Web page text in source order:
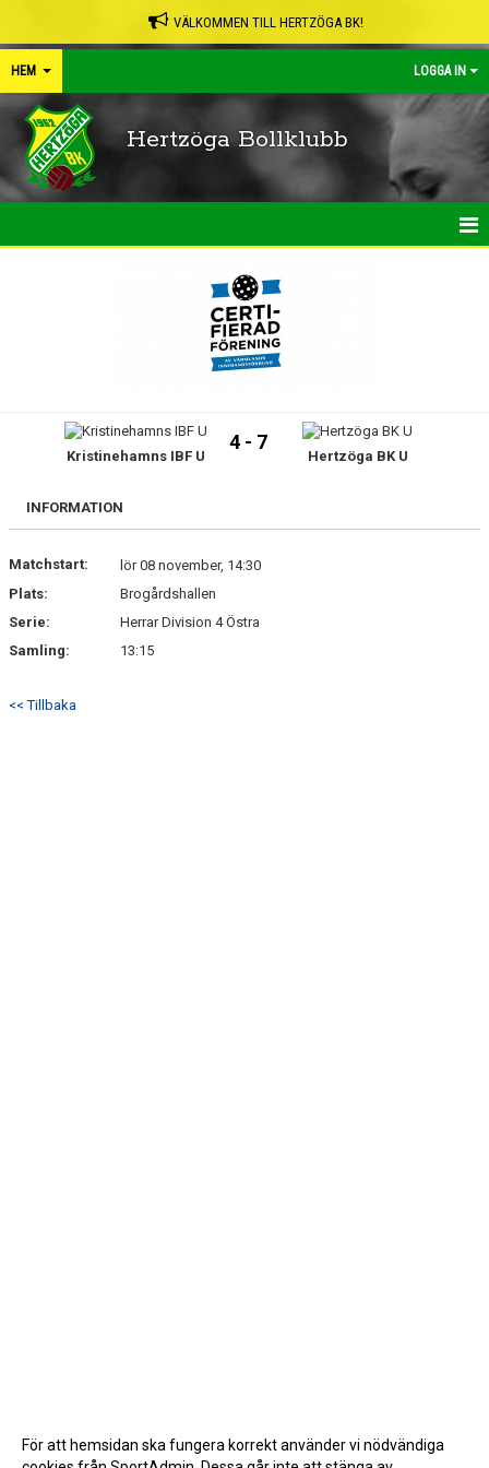
VÄLKOMMEN TILL HERTZÖGA BK!
HEM LOGGA IN
Hertzöga Bollklubb
FRISPARKEN
MATCHER
KONTAKTER & LAG
Kristinehamns IBF U
4 - 7
Hertzöga BK U
INFORMATION
Matchstart:
lör 08 november, 14:30
Plats:
Brogårdshallen
Serie:
Herrar Division 4 Östra
Samling:
13:15
<< Tillbaka
För att hemsidan ska fungera korrekt använder vi nödvändiga